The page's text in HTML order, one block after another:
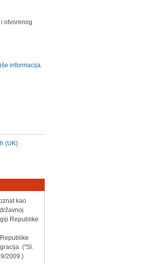
otvorenog
informacija.
kao
Republike
("Sl.
2009.)